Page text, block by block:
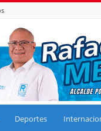
Deportes